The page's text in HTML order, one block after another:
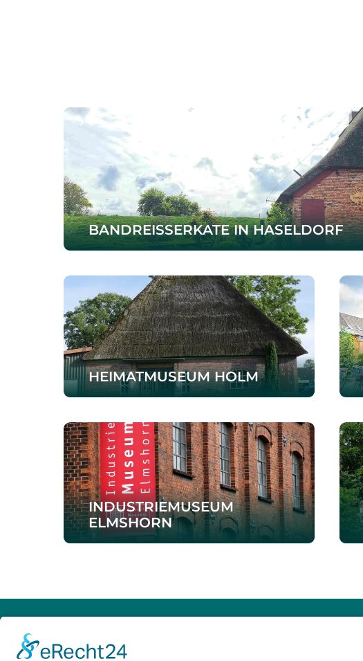
BANDREISSERKATE IN HASELDORF
HEIMATMUSEUM HOLM
INDUSTRIEMUSEUM
ELMSHORN